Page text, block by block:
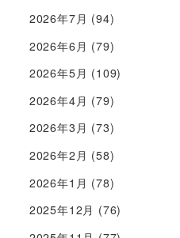
2026年7月 (94)
2026年6月 (79)
2026年5月 (109)
2026年4月 (79)
2026年3月 (73)
2026年2月 (58)
2026年1月 (78)
2025年12月 (76)